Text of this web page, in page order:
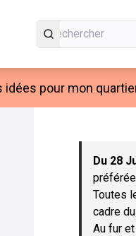
idées pour mon
Passer la carte
Du 28
Toutes
cadre du
Au fur